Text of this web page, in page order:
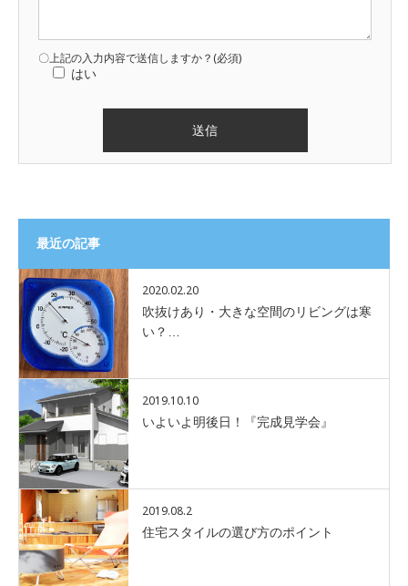
〇上記の入力内容で送信しますか？(必須)
はい
最近の記事
2020.02.20
吹抜けあり・大きな空間のリビングは寒
い？…
2019.10.10
いよいよ明後日！『完成見学会』
2019.08.2
住宅スタイルの選び方のポイント